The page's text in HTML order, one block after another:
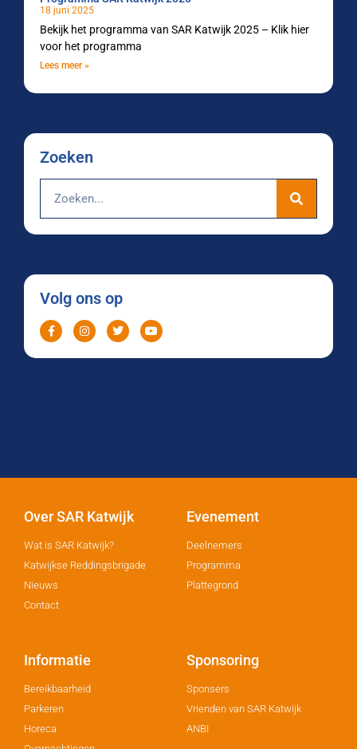
18 juni 2025
Bekijk het programma van SAR Katwijk 2025 – Klik hier
voor het programma
Lees meer »
Zoeken
Volg ons op
Over SAR Katwijk
Wat is SAR Katwijk?
Katwijkse Reddingsbrigade
Nieuws
Contact
Evenement
Deelnemers
Programma
Plattegrond
Informatie
Bereikbaarheid
Parkeren
Horeca
Sponsoring
Sponsers
Vrienden van SAR Katwijk
ANBI